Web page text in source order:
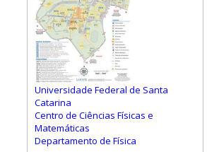
Universidade Federal de Santa
Catarina
Centro de Ciências Físicas e
Matemáticas
Departamento de Física